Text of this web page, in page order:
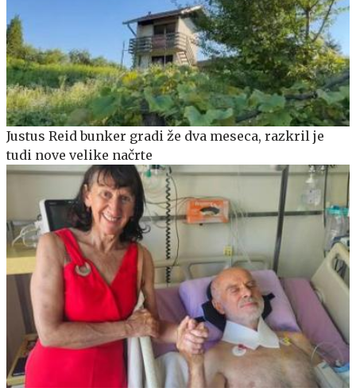
Justus Reid bunker gradi že dva meseca, razkril je
tudi nove velike načrte